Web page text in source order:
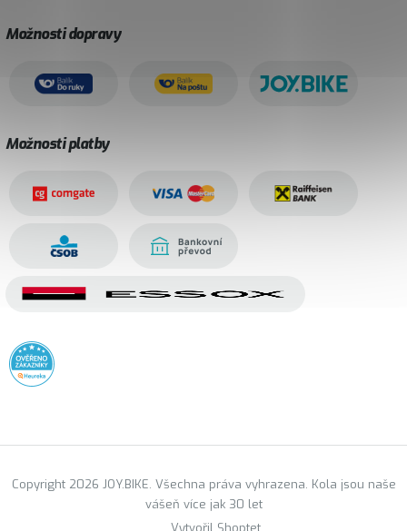
Možnosti dopravy
Možnosti platby
Vytvořil Shoptet
Copyright 2026 JOY.BIKE. Všechna práva vyhrazena. Kola jsou naše
vášeň více jak 30 let